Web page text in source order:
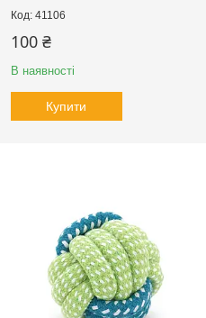
41106
100 ₴
В наявності
Купити